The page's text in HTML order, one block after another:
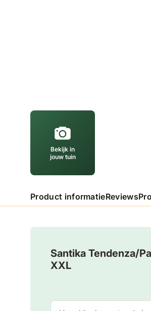
Bekijk in
jouw tuin
Product informatieReviews
Santika Tendenza/
XXL